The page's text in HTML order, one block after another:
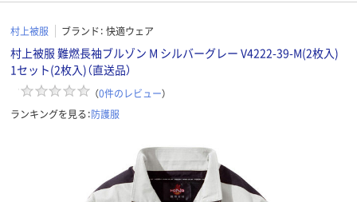
村上被服 ブランド： 快適ウェア
村上被服 難燃長袖ブルゾン M シルバーグレー V4222-39-M(2枚入)
1セット(2枚入)（直送品）
（0件のレビュー）
ランキングを見る：防護服